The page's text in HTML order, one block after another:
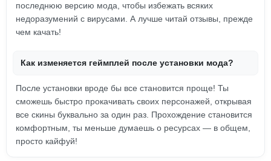
последнюю версию мода, чтобы избежать всяких
недоразумений с вирусами. А лучше читай отзывы, прежде
чем качать!
Как изменяется геймплей после установки мода?
После установки вроде бы все становится проще! Ты
сможешь быстро прокачивать своих персонажей, открывая
все скины буквально за один раз. Прохождение становится
комфортным, ты меньше думаешь о ресурсах — в общем,
просто кайфуй!